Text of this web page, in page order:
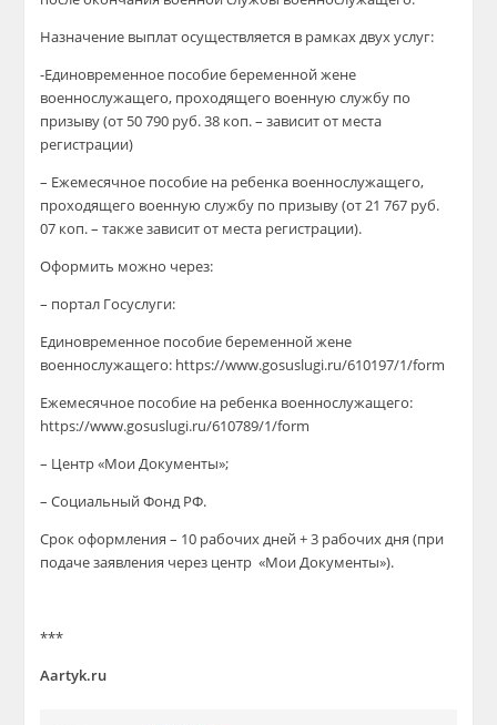
Назначение выплат осуществляется в рамках двух услуг:
-Единовременное пособие беременной жене
военнослужащего, проходящего военную службу по
призыву (от 50 790 руб. 38 коп. – зависит от места
регистрации)
– Ежемесячное пособие на ребенка военнослужащего,
проходящего военную службу по призыву (от 21 767 руб.
07 коп. – также зависит от места регистрации).
Оформить можно через:
– портал Госуслуги:
Единовременное пособие беременной жене
военнослужащего: https://www.gosuslugi.ru/610197/1/form
Ежемесячное пособие на ребенка военнослужащего:
https://www.gosuslugi.ru/610789/1/form
– Центр «Мои Документы»;
– Социальный Фонд РФ.
Срок оформления – 10 рабочих дней + 3 рабочих дня (при
подаче заявления через центр «Мои Документы»).
***
Aartyk.ru